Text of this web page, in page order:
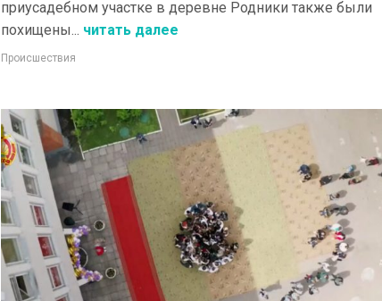
приусадебном участке в деревне Родники также были
похищены... читать далее
Происшествия